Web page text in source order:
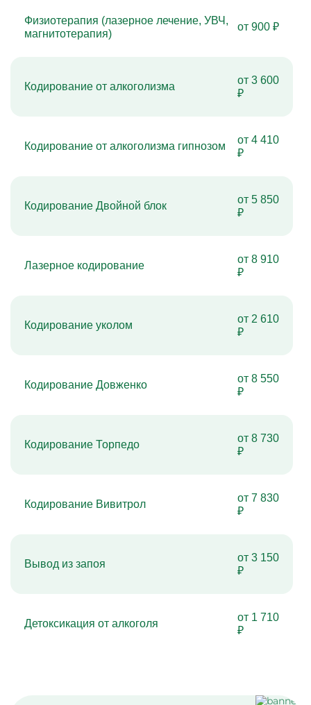
Физиотерапия (лазерное лечение, УВЧ,
магнитотерапия)
от 900 ₽
Кодирование от алкоголизма
от 3 600
₽
Кодирование от алкоголизма гипнозом
от 4 410
₽
Кодирование Двойной блок
от 5 850
₽
Лазерное кодирование
от 8 910
₽
Кодирование уколом
от 2 610
₽
Кодирование Довженко
от 8 550
₽
Кодирование Торпедо
от 8 730
₽
Кодирование Вивитрол
от 7 830
₽
Вывод из запоя
от 3 150
₽
Детоксикация от алкоголя
от 1 710
₽